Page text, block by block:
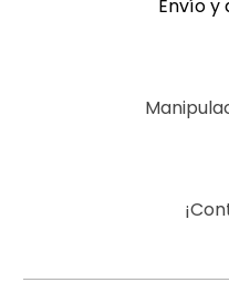
Envío y